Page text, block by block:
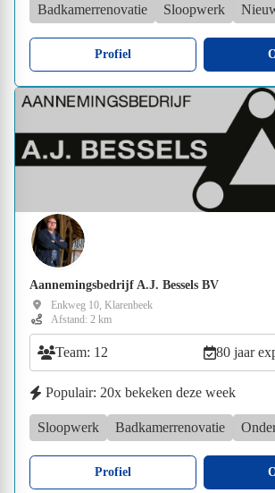
Badkamerrenovatie Sloopwerk
Profiel
Aannemingsbedrijf A.J. Bessels BV
Enkweg 10, Klarenbeek
Afstand: 2 km
Team: 12 80 jaar
Populair: 20x bekeken deze week
Sloopwerk Badkamerrenovatie
Profiel